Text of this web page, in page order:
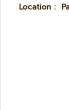
Location :